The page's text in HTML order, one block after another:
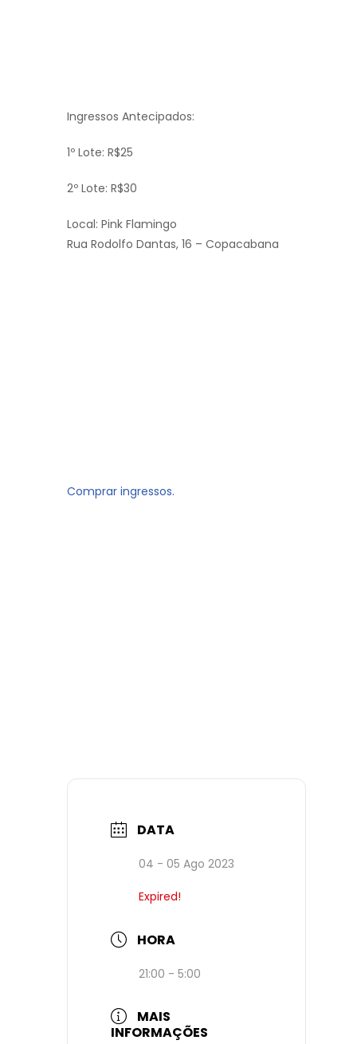
Ingressos Antecipados:
1º Lote: R$25
2º Lote: R$30
Local: Pink Flamingo
Rua Rodolfo Dantas, 16 – Copacabana
Comprar ingressos.
DATA
04 - 05 Ago 2023
Expired!
HORA
21:00 - 5:00
MAIS
INFORMAÇÕES